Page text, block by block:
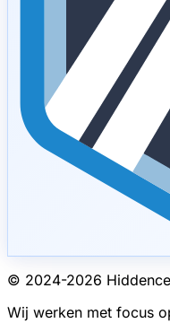
© 2024-2026
Wij werken met focus